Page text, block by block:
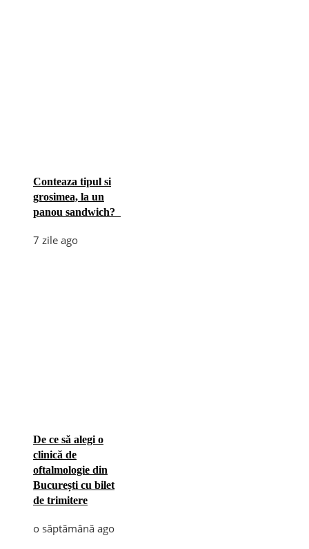
Conteaza tipul si
grosimea, la un
panou sandwich?
7 zile ago
De ce să alegi o
clinică de
oftalmologie din
București cu bilet
de trimitere
o săptămână ago